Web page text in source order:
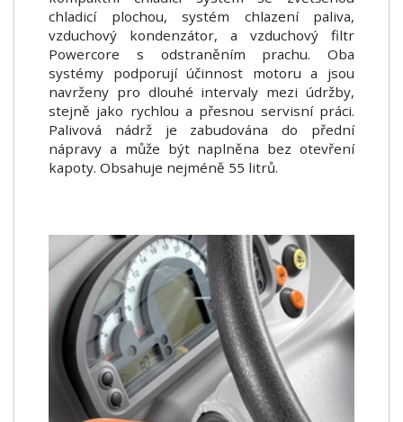
chladicí plochou, systém chlazení paliva,
vzduchový kondenzátor, a vzduchový filtr
Powercore s odstraněním prachu. Oba
systémy podporují účinnost motoru a jsou
navrženy pro dlouhé intervaly mezi údržby,
stejně jako rychlou a přesnou servisní práci.
Palivová nádrž je zabudována do přední
nápravy a může být naplněna bez otevření
kapoty. Obsahuje nejméně 55 litrů.